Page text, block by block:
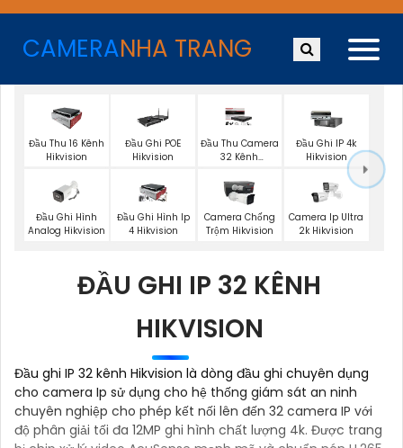
CAMERANHA TRANG
Đầu Thu 16 Kênh
Hikvision
Đầu Ghi POE
Hikvision
Đầu Thu Camera
32 Kênh
Đầu Ghi IP 4k
Hikvision
Đầu Ghi Hình
Analog Hikvision
Đầu Ghi Hình Ip
4 Hikvision
Camera Chống
Trộm Hikvision
Camera Ip Ultra
2k Hikvision
ĐẦU GHI IP 32 KÊNH
HIKVISION
Đầu ghi IP 32 kênh Hikvision là dòng đầu ghi chuyên dụng
cho camera Ip sử dụng cho hệ thống giám sát an ninh
chuyên nghiệp cho phép kết nối lên đến 32 camera IP với
độ phân giải tối đa 12MP ghi hình chất lượng 4k. Được trang